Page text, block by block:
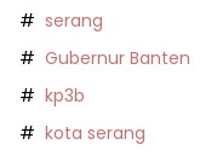
serang
Gubernur Banten
kp3b
kota serang